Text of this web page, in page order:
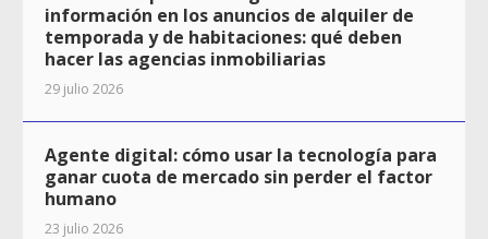
información en los anuncios de alquiler de
temporada y de habitaciones: qué deben
hacer las agencias inmobiliarias
29 julio 2026
Agente digital: cómo usar la tecnología para
ganar cuota de mercado sin perder el factor
humano
23 julio 2026